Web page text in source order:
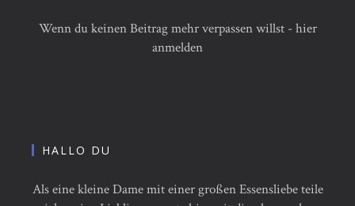
Wenn du keinen Beitrag mehr verpassen willst - hier
anmelden
HALLO DU
Als eine kleine Dame mit einer großen Essensliebe teile